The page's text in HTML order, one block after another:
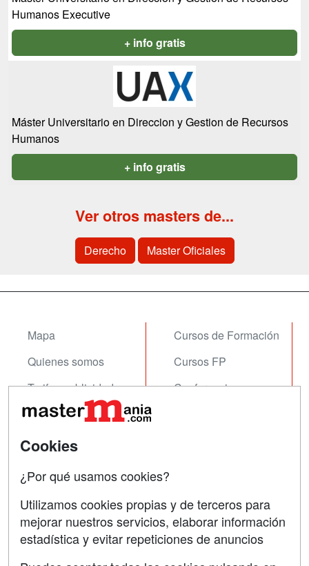
Humanos Executive
+ info gratis
Máster Universitario en Direccion y Gestion de Recursos
Humanos
+ info gratis
Ver otros masters de...
Derecho Master Oficiales
Mapa
Quienes somos
Tarifas publicidad
Acceso Usuarios
Acceso Centros
Cursos de Formación
Cursos FP
Conferencias
Contactar
Confidencialidad
Aviso legal
Cookies
¿Por qué usamos cookies?
Utilizamos cookies propias y de terceros para
mejorar nuestros servicios, elaborar información
estadística y evitar repeticiones de anuncios